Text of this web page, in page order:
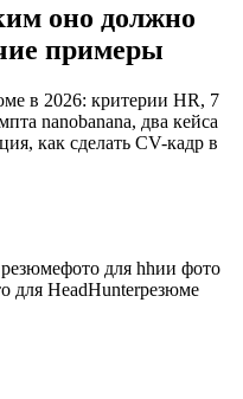
оно должно
примеры
в 2026: критерии HR, 7
nanobanana, два кейса
как сделать CV-кадр в
фото для hhии фото
для HeadHunterрезюме